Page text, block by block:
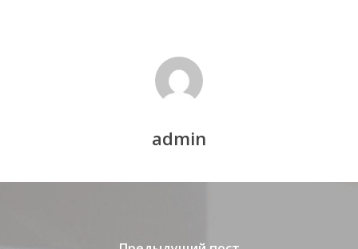
admin